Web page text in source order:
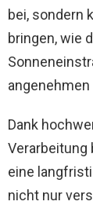
bei, sondern
bringen, wie
Dank
eine
nicht nur